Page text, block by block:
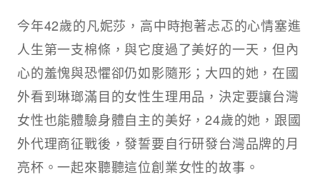
今年42歲的凡妮莎，高中時抱著忐忑的心情塞進
人生第一支棉條，與它度過了美好的一天，但內
心的羞愧與恐懼卻仍如影隨形；大四的她，在國
外看到琳瑯滿目的女性生理用品，決定要讓台灣
女性也能體驗身體自主的美好，24歲的她，跟國
外代理商征戰後，發誓要自行研發台灣品牌的月
亮杯。一起來聽聽這位創業女性的故事。